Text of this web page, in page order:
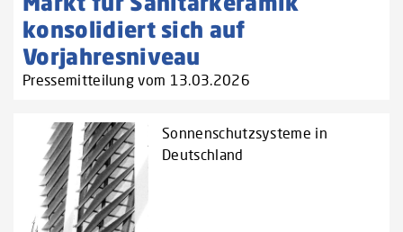
konsolidiert sich auf
Vorjahresniveau
Pressemitteilung vom 13.03.2026
Sonnenschutzsysteme in
Deutschland